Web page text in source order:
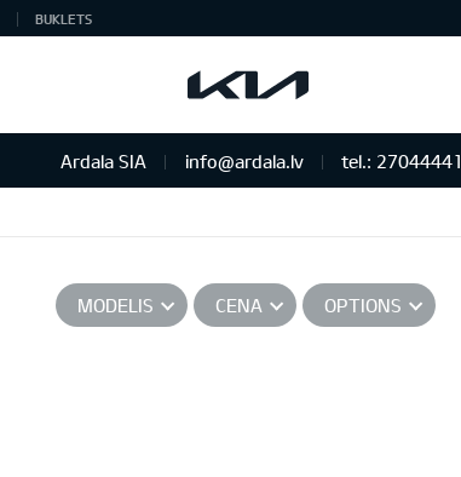
BUKLETS
Ardala SIA info@ardala.lv tel.: 27044441
MODELIS CENA OPTIONS